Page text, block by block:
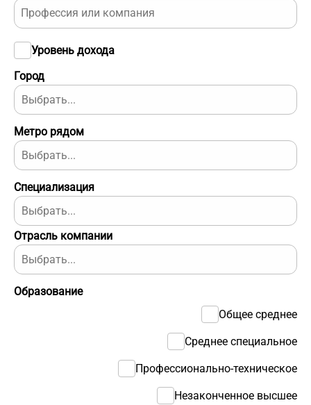
Отрасль компании
Город
Уровень дохода
Образование
Общее среднее
Среднее специальное
Профессионально-техническое
Незаконченное высшее
Метро рядом
Специализация